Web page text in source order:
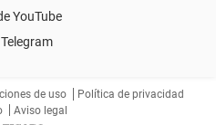
YouTube
de uso
Política de privacidad
Aviso legal